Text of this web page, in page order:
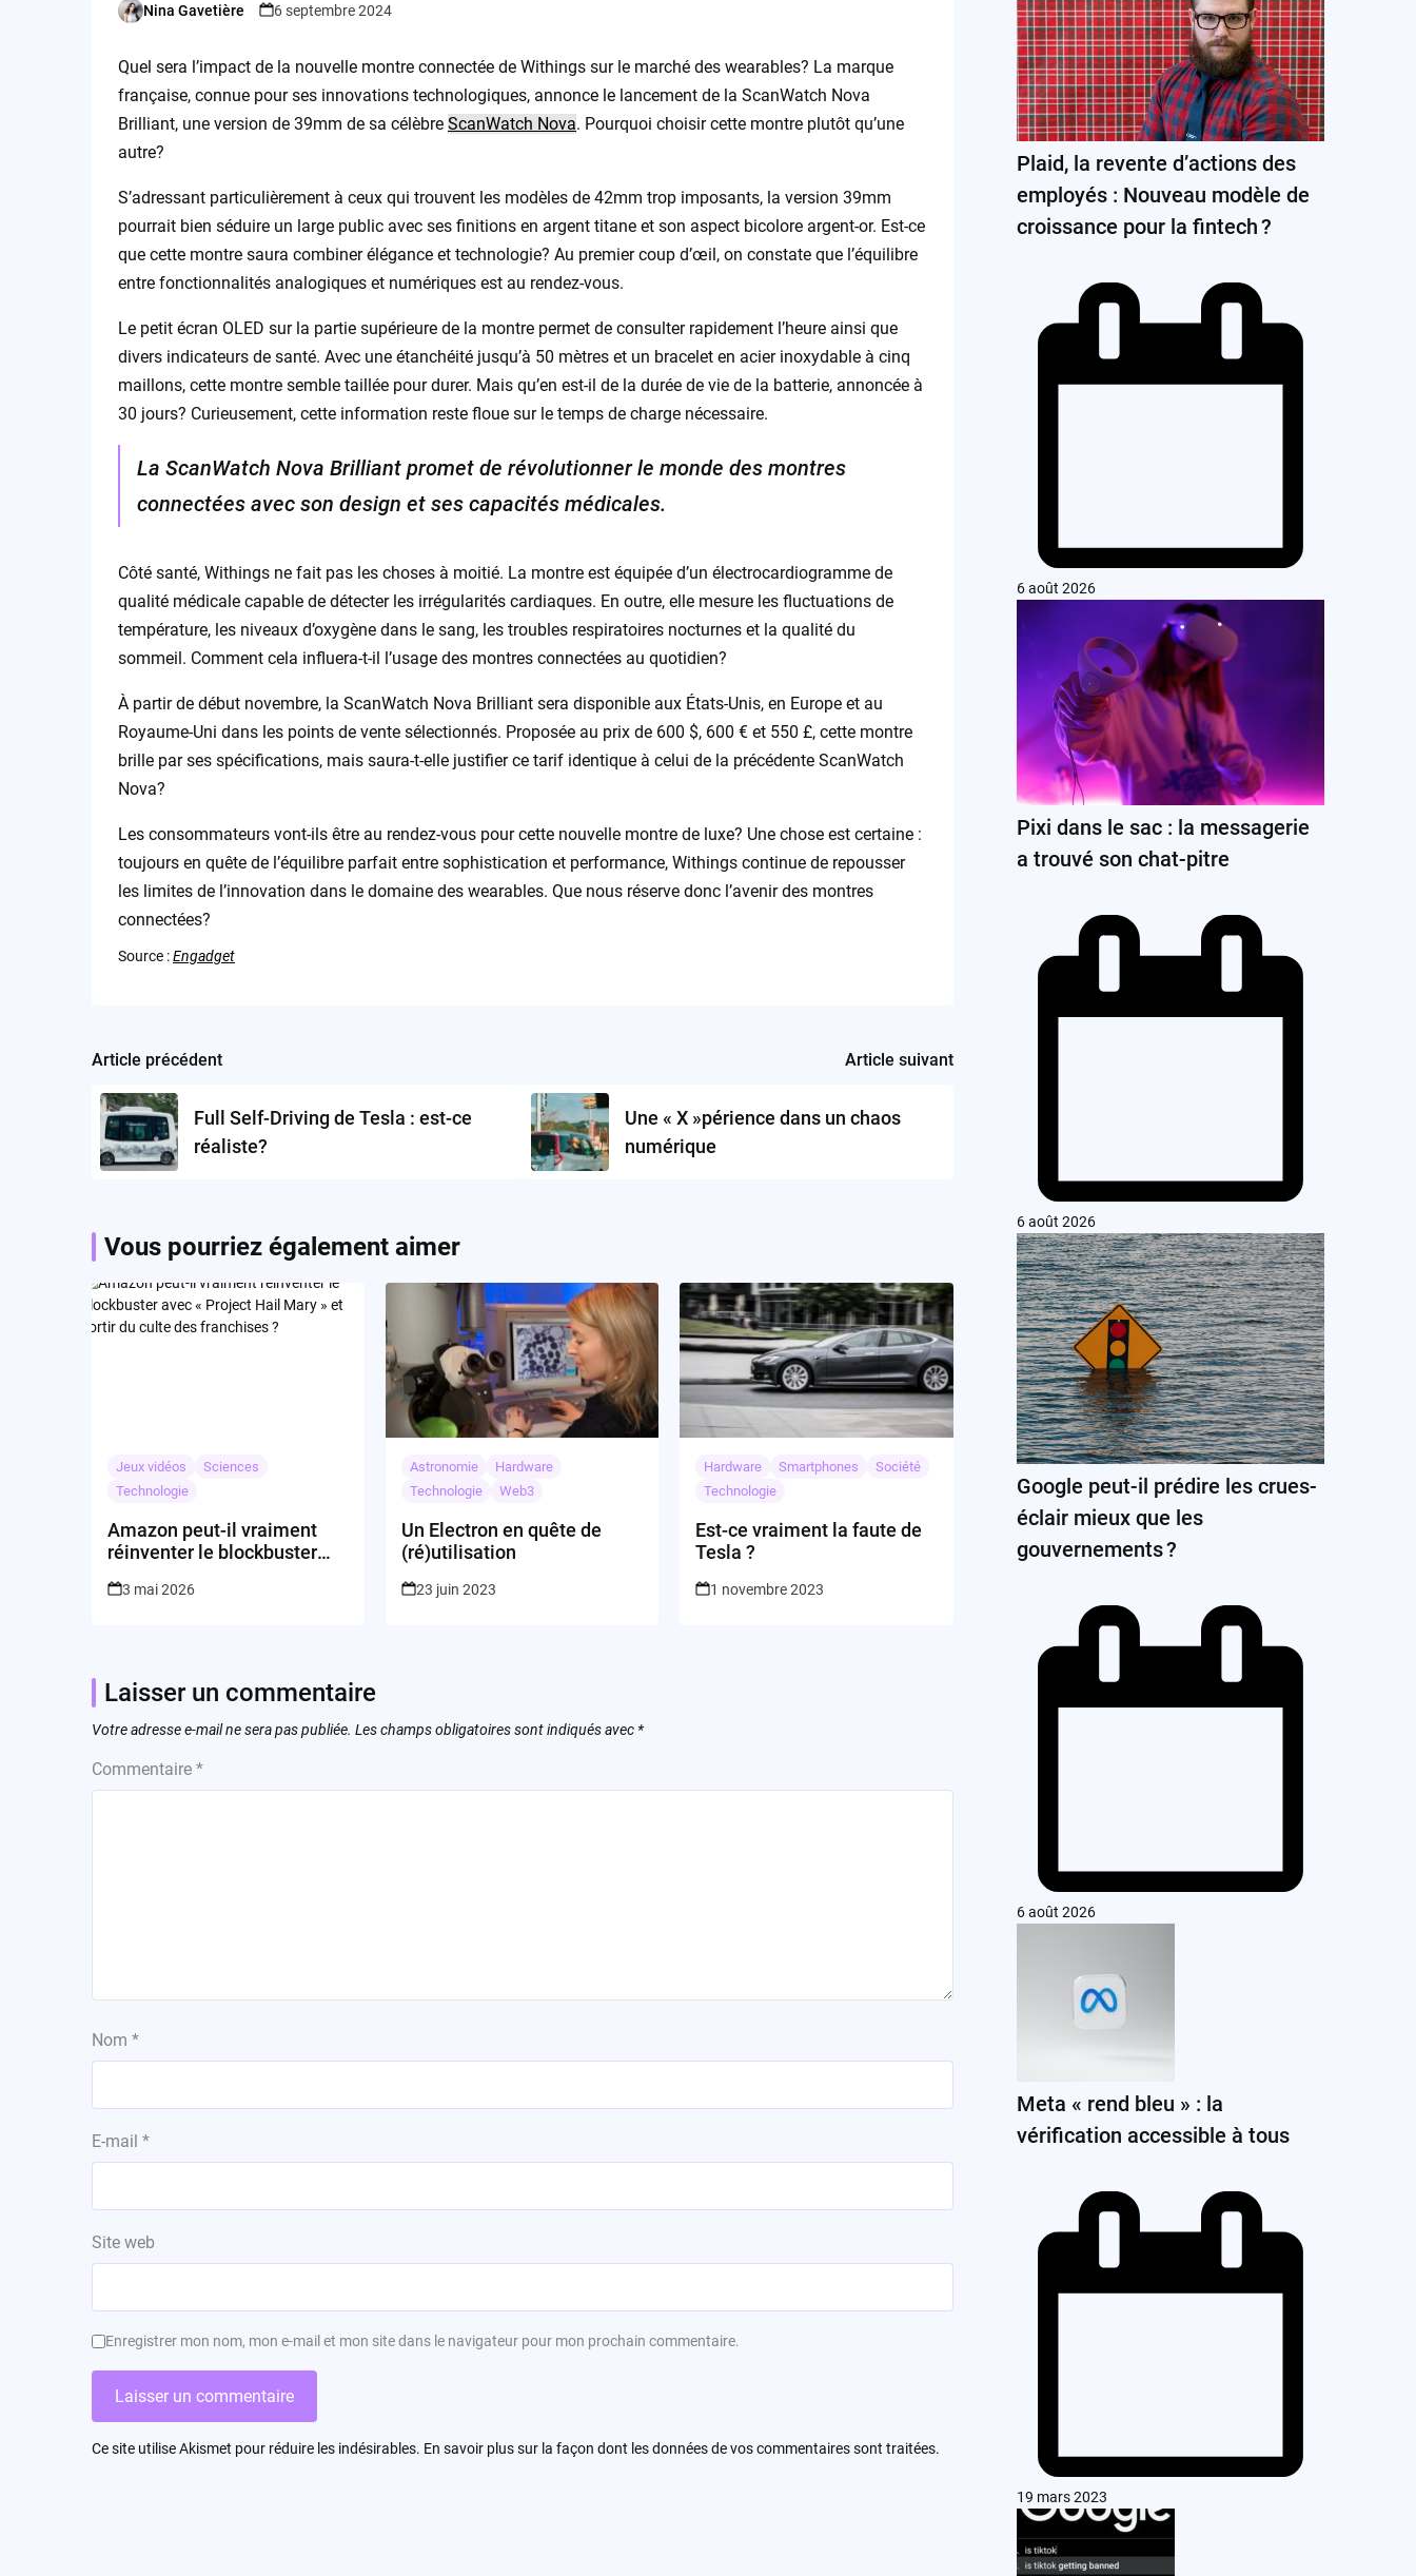
Posted
Nina Gavetière 6 septembre 2024
Quel sera l’impact de la nouvelle montre connectée de Withings sur le marché des wearables? La marque
française, connue pour ses innovations technologiques, annonce le lancement de la ScanWatch Nova
Brilliant, une version de 39mm de sa célèbre ScanWatch Nova. Pourquoi choisir cette montre plutôt qu’une
autre?
S’adressant particulièrement à ceux qui trouvent les modèles de 42mm trop imposants, la version 39mm
pourrait bien séduire un large public avec ses finitions en argent titane et son aspect bicolore argent-or. Est-ce
que cette montre saura combiner élégance et technologie? Au premier coup d’œil, on constate que l’équilibre
entre fonctionnalités analogiques et numériques est au rendez-vous.
Le petit écran OLED sur la partie supérieure de la montre permet de consulter rapidement l’heure ainsi que
divers indicateurs de santé. Avec une étanchéité jusqu’à 50 mètres et un bracelet en acier inoxydable à cinq
maillons, cette montre semble taillée pour durer. Mais qu’en est-il de la durée de vie de la batterie, annoncée à
30 jours? Curieusement, cette information reste floue sur le temps de charge nécessaire.
La ScanWatch Nova Brilliant promet de révolutionner le monde des montres
connectées avec son design et ses capacités médicales.
Côté santé, Withings ne fait pas les choses à moitié. La montre est équipée d’un électrocardiogramme de
qualité médicale capable de détecter les irrégularités cardiaques. En outre, elle mesure les fluctuations de
température, les niveaux d’oxygène dans le sang, les troubles respiratoires nocturnes et la qualité du
sommeil. Comment cela influera-t-il l’usage des montres connectées au quotidien?
À partir de début novembre, la ScanWatch Nova Brilliant sera disponible aux États-Unis, en Europe et au
Royaume-Uni dans les points de vente sélectionnés. Proposée au prix de 600 $, 600 € et 550 £, cette montre
brille par ses spécifications, mais saura-t-elle justifier ce tarif identique à celui de la précédente ScanWatch
Nova?
Les consommateurs vont-ils être au rendez-vous pour cette nouvelle montre de luxe? Une chose est certaine :
toujours en quête de l’équilibre parfait entre sophistication et performance, Withings continue de repousser
les limites de l’innovation dans le domaine des wearables. Que nous réserve donc l’avenir des montres
connectées?
Source :Engadget
Post
navigation
Article précédent
Full Self-Driving de Tesla : est-ce
réaliste?
Article suivant
Une « X »périence dans un chaos
numérique
Vous pourriez également aimer
Jeux vidéos
Sciences
Technologie
Amazon peut-il vraiment
réinventer le blockbuster
sortir du culte des
3 mai 2026
Astronomie
Hardware
Technologie
Web3
Un Electron en quête de
(ré)utilisation
23 juin 2023
Hardware Smartphones
Société
Technologie
Est-ce vraiment la faute de
Tesla ?
1 novembre 2023
Laisser un commentaire
Votre adresse e-mail ne sera pas publiée. Les champs obligatoires sont indiqués avec *
Commentaire *
Nom *
E-mail *
Site web
Enregistrer mon nom, mon e-mail et mon site dans le navigateur pour mon prochain commentaire.
Ce site utilise Akismet pour réduire les indésirables. En savoir plus sur la façon dont les données de vos commentaires sont traitées.
Plaid, la revente d’actions des
employés : Nouveau modèle de
croissance pour la fintech ?
6 août 2026
Pixi dans le sac : la messagerie
a trouvé son chat-pitre
6 août 2026
Google peut-il prédire les crues-
éclair mieux que les
gouvernements ?
6 août 2026
Meta « rend bleu » : la
vérification accessible à tous
19 mars 2023